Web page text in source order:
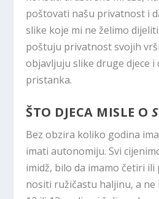
poštovati našu privatnost i
slike koje mi ne želimo
poštuju privatnost svojih
objavljuju slike druge djece i
pristanka.
ŠTO DJECA MISLE O
Bez obzira koliko godina
imati autonomiju. Svi
imidž, bilo da imamo četiri
nositi ružičastu haljinu, a